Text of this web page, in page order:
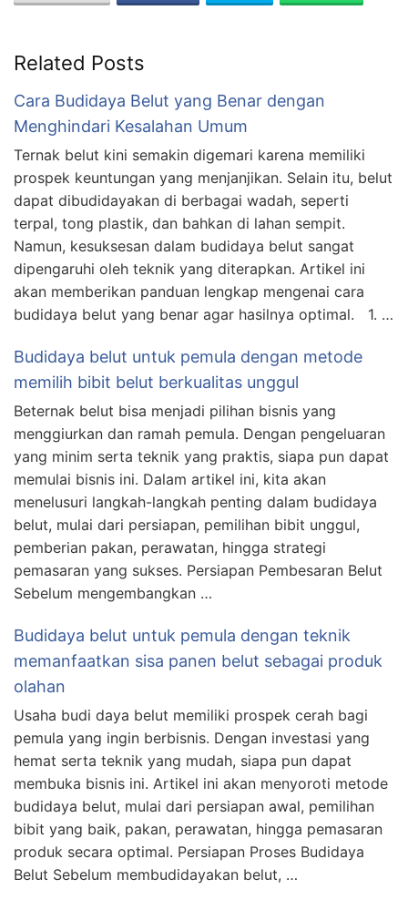
Related Posts
Cara Budidaya Belut yang Benar dengan
Menghindari Kesalahan Umum
Ternak belut kini semakin digemari karena memiliki
prospek keuntungan yang menjanjikan. Selain itu, belut
dapat dibudidayakan di berbagai wadah, seperti
terpal, tong plastik, dan bahkan di lahan sempit.
Namun, kesuksesan dalam budidaya belut sangat
dipengaruhi oleh teknik yang diterapkan. Artikel ini
akan memberikan panduan lengkap mengenai cara
budidaya belut yang benar agar hasilnya optimal. 1. …
Budidaya belut untuk pemula dengan metode
memilih bibit belut berkualitas unggul
Beternak belut bisa menjadi pilihan bisnis yang
menggiurkan dan ramah pemula. Dengan pengeluaran
yang minim serta teknik yang praktis, siapa pun dapat
memulai bisnis ini. Dalam artikel ini, kita akan
menelusuri langkah-langkah penting dalam budidaya
belut, mulai dari persiapan, pemilihan bibit unggul,
pemberian pakan, perawatan, hingga strategi
pemasaran yang sukses. Persiapan Pembesaran Belut
Sebelum mengembangkan …
Budidaya belut untuk pemula dengan teknik
memanfaatkan sisa panen belut sebagai produk
olahan
Usaha budi daya belut memiliki prospek cerah bagi
pemula yang ingin berbisnis. Dengan investasi yang
hemat serta teknik yang mudah, siapa pun dapat
membuka bisnis ini. Artikel ini akan menyoroti metode
budidaya belut, mulai dari persiapan awal, pemilihan
bibit yang baik, pakan, perawatan, hingga pemasaran
produk secara optimal. Persiapan Proses Budidaya
Belut Sebelum membudidayakan belut, …